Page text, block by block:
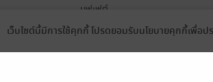
บุฟเฟต์
เว็บไซต์นี้มีการใช้คุกกี้ โปรดยอมรับนโยบายคุกกี้เพื่